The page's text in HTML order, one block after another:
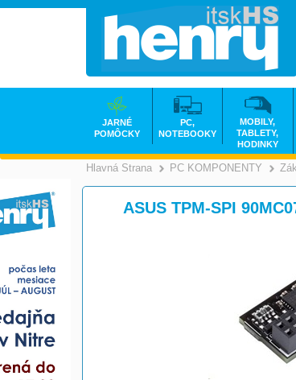
Hlavná Strana >
PC KOMPONENTY
ASUS TPM-SPI
JARNÉ
POMÔCKY
PC,
NOTEBOOKY
MOBILY,
TABLETY,
HODINKY